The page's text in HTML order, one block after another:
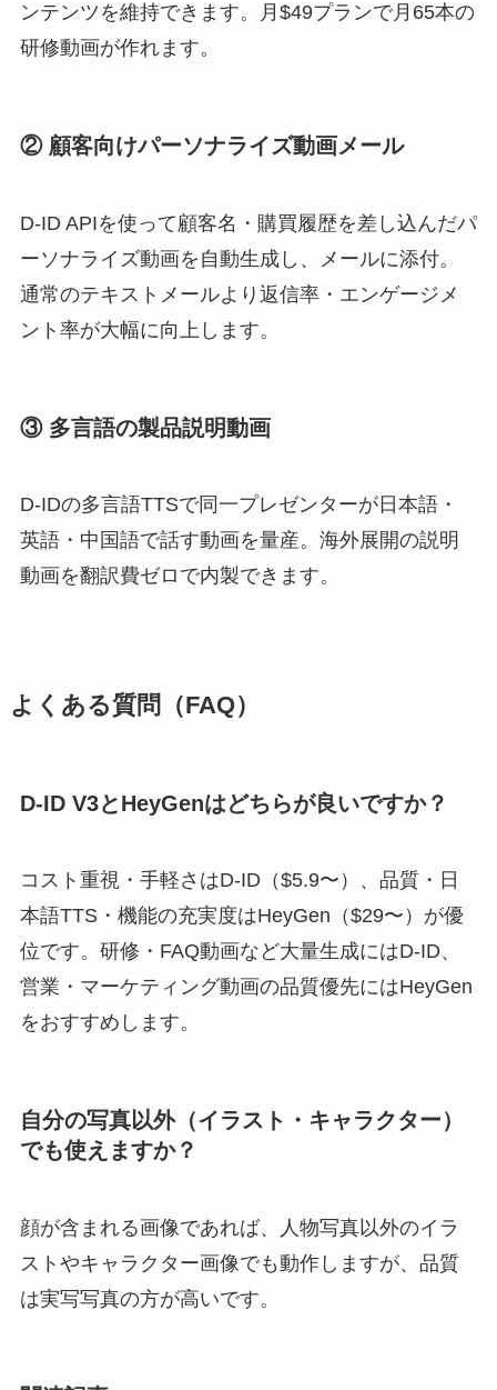
ンテンツを維持できます。月$49プランで月65本の
研修動画が作れます。
② 顧客向けパーソナライズ動画メール
D-ID APIを使って顧客名・購買履歴を差し込んだパ
ーソナライズ動画を自動生成し、メールに添付。
通常のテキストメールより返信率・エンゲージメ
ント率が大幅に向上します。
③ 多言語の製品説明動画
D-IDの多言語TTSで同一プレゼンターが日本語・
英語・中国語で話す動画を量産。海外展開の説明
動画を翻訳費ゼロで内製できます。
よくある質問（FAQ）
D-ID V3とHeyGenはどちらが良いですか？
コスト重視・手軽さはD-ID（$5.9〜）、品質・日
本語TTS・機能の充実度はHeyGen（$29〜）が優
位です。研修・FAQ動画など大量生成にはD-ID、
営業・マーケティング動画の品質優先にはHeyGen
をおすすめします。
自分の写真以外（イラスト・キャラクター）
でも使えますか？
顔が含まれる画像であれば、人物写真以外のイラ
ストやキャラクター画像でも動作しますが、品質
は実写写真の方が高いです。